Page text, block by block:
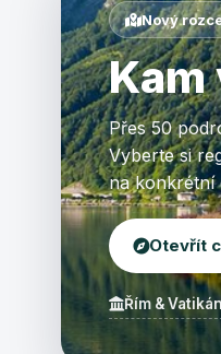
Nový
Přes 50
Vyberte si
na konkrétní
Otevřít
Řím & Vatikán